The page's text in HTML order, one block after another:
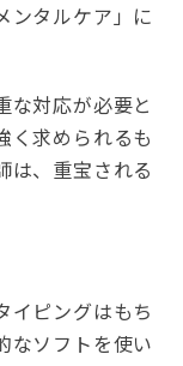
ンタルケア」に
な対応が必要と
く求められるも
は、重宝される
イピングはもち
なソフトを使い